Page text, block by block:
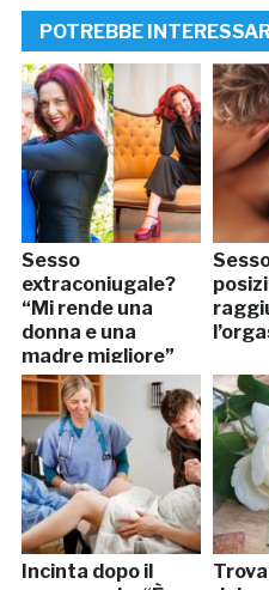
POTREBBE
Sesso
extraconiugale?
“Mi rende una
donna e una
madre migliore”
Incinta dopo il